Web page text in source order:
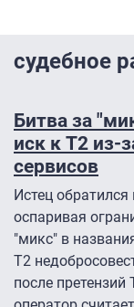
судебное
Битва за
иск к Т2 из-
сервисов
Истец
оспаривая
"микс" в
Т2
после